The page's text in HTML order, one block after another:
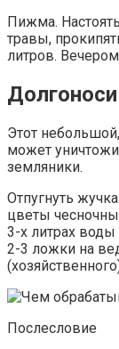
Пижма.
травы,
литров.
Этот
может
земляники.
Отпугнуть
цветы
3-х литрах воды
2-3 ложки на
Послесловие